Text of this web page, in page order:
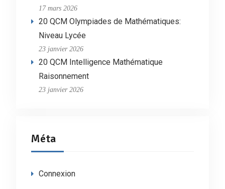
17 mars 2026
20 QCM Olympiades de Mathématiques:
Niveau Lycée
23 janvier 2026
20 QCM Intelligence Mathématique
Raisonnement
23 janvier 2026
Méta
Connexion